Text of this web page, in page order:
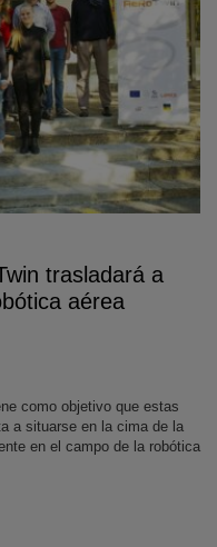
trasladará a
aérea
como objetivo que estas
a situarse en la cima de la
en el campo de la robótica